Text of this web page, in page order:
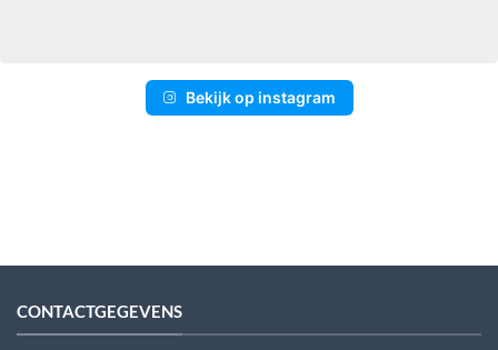
Bekijk op instagram
CONTACTGEGEVENS